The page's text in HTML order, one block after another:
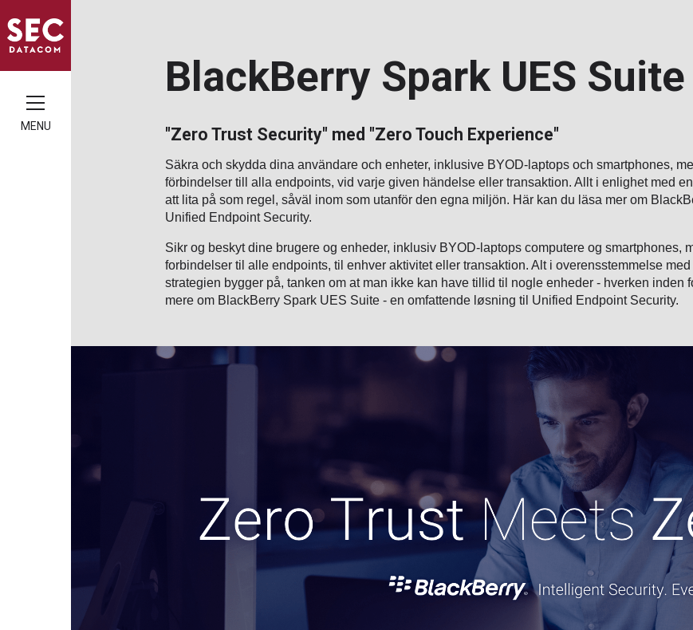
MENU
BlackBerry Spark UES Suite
"Zero Trust Security" med "Zero Touch Experience"
Säkra och skydda dina användare och enheter, inklusive BYOD-laptops och smartphones,
förbindelser till alla endpoints, vid varje given händelse eller transaktion. Allt i enlighet med
att lita på som regel, såväl inom som utanför den egna miljön. Här kan du läsa mer om
Unified Endpoint Security.
Sikr og beskyt dine brugere og enheder, inklusiv BYOD-laptops computere og smartphones,
forbindelser til alle endpoints, til enhver aktivitet eller transaktion. Alt i overensstemmelse
strategien bygger på, tanken om at man ikke kan have tillid til nogle enheder - hverken
mere om BlackBerry Spark UES Suite - en omfattende løsning til Unified Endpoint Security.